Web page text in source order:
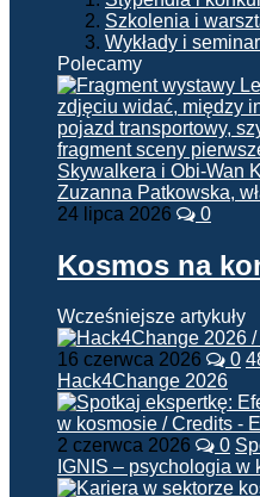
Szkolenia i
Wykłady i
Polecamy
24 lipca 2026 0
Kosmos na
Wcześniejsze artykuły
16 czerwca 2026 0
Hack4Change 2026
2 czerwca 2026 0
IGNIS – psychologia w